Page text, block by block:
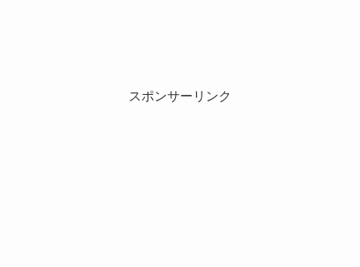
スポンサーリンク